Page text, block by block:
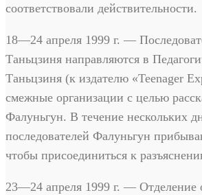
соответствовали действительности.
18—24 апреля 1999 г. —
Таньцзиня направляются в
Таньцзиня (к издателю «Teenager
смежные организации с целью
Фалуньгун. В течение нескольких
последователей Фалуньгун
чтобы присоединиться к
23—24 апреля 1999 г. — Отделение